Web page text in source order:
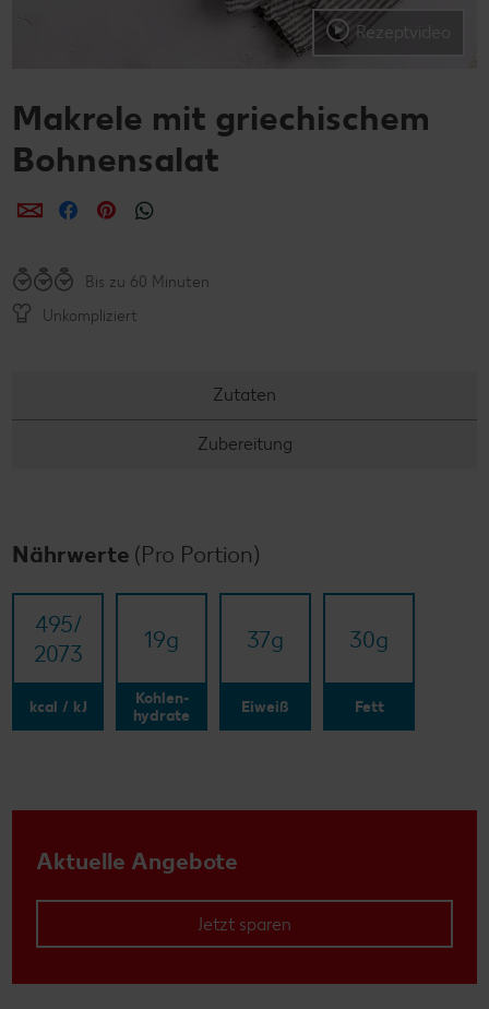
Rezeptvideo
Makrele mit griechischem
Bohnensalat
per E-Mail teilen
per Facebook teilen
per Pinterest teilen
Bis zu 60 Minuten
Unkompliziert
Zutaten
Zubereitung
Nährwerte (Pro Portion)
495/​
2073
kcal / kJ
19g
Kohlen-
hydrate
37g
Eiweiß
30g
Fett
Aktuelle Angebote
Jetzt sparen